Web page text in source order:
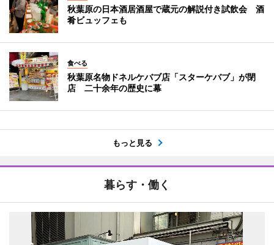
秋葉原の日本酒居酒屋で蔵元の解説付き試飲会 酒
肴ビュッフェも
食べる
秋葉原名物ドネルケバブ店「スターケバブ」が閉
店 二十余年の歴史に幕
もっと見る
暮らす・働く